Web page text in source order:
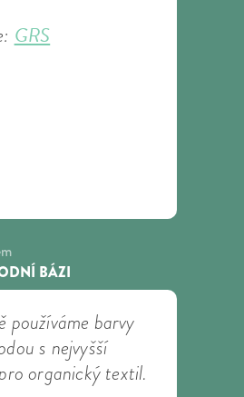
GRS
BÁZI
používáme barvy
s nejvyšší
organický textil.